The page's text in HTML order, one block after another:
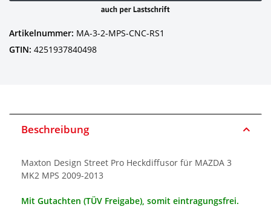
Artikelnummer: MA-3-2-MPS-CNC-RS1
GTIN: 4251937840498
Beschreibung
Maxton Design Street Pro Heckdiffusor für MAZDA 3
MK2 MPS 2009-2013
Mit Gutachten (TÜV Freigabe), somit eintragungsfrei.